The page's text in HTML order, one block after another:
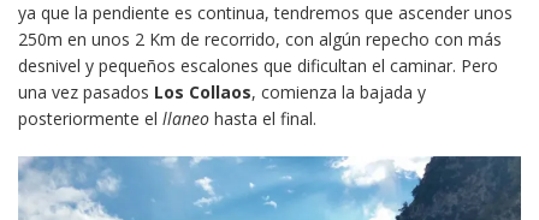
ya que la pendiente es continua, tendremos que ascender unos
250m en unos 2 Km de recorrido, con algún repecho con más
desnivel y pequeños escalones que dificultan el caminar. Pero
una vez pasados Los Collaos, comienza la bajada y
posteriormente el llaneo hasta el final.